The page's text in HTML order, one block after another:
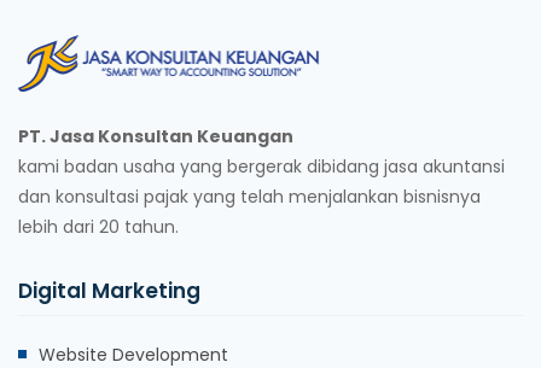
PT. Jasa Konsultan Keuangan
kami badan usaha yang bergerak dibidang jasa akuntansi
dan konsultasi pajak yang telah menjalankan bisnisnya
lebih dari 20 tahun.
Digital Marketing
Website Development